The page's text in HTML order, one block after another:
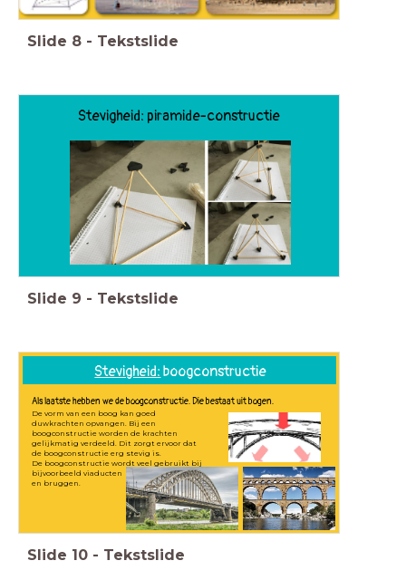
Slide 8 - Tekstslide
Stevigheid: piramide-constructie
Slide 9 - Tekstslide
Stevigheid: boogconstructie
Als laatste hebben we de boogconstructie. Die bestaat uit bogen.
De vorm van een boog kan goed
duwkrachten opvangen. Bij een
boogconstructie worden de krachten
gelijkmatig verdeeld. Dit zorgt ervoor dat
de boogconstructie erg stevig is.
De boogconstructie wordt veel gebruikt bij
bijvoorbeeld viaducten
en bruggen.
Slide 10 - Tekstslide